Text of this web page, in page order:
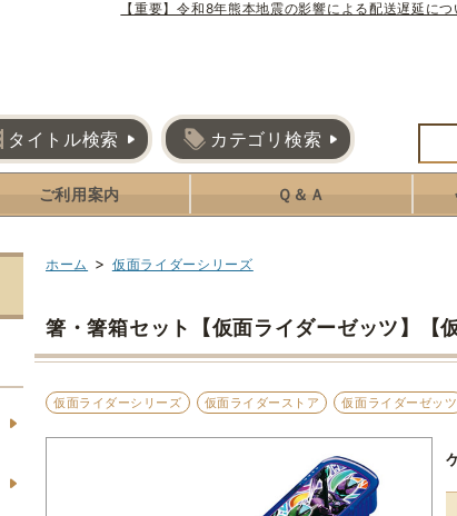
【重要】令和8年熊本地震の影響による配送遅延につ
タイトル検索 カテゴリ検索
ご利用案内 Ｑ＆Ａ
ホーム > 仮面ライダーシリーズ
箸・箸箱セット【仮面ライダーゼッツ】【
仮面ライダーシリーズ 仮面ライダーストア 仮面ライダーゼッツ